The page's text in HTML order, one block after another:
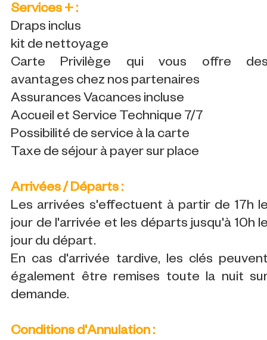
Services + :
Draps inclus
kit de nettoyage
Carte Privilège qui vous offre
avantages chez nos partenaires
Assurances Vacances incluse
Accueil et Service Technique 7/7
Possibilité de service à la carte
Taxe de séjour à payer sur place
Arrivées / Départs :
Les arrivées s'effectuent à partir de 17h
jour de l'arrivée et les départs jusqu'à 10h
jour du départ.
En cas d'arrivée tardive, les clés
également être remises toute la nuit
demande.
Conditions d'Annulation :